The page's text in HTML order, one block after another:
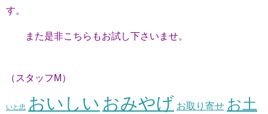
す。
また是非こちらもお試し下さいませ。
（スタッフM）
いと忠 おいしい おみやげ お取り寄せ お土